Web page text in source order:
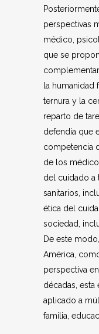
perspectivas
médico,
que se
la humanidad
ternura y la
reparto de
defendía que
competencia
de los
del cuidado a
sanitarios,
ética del
sociedad,
De este
América,
perspectiva
décadas, esta
aplicado a
familia,